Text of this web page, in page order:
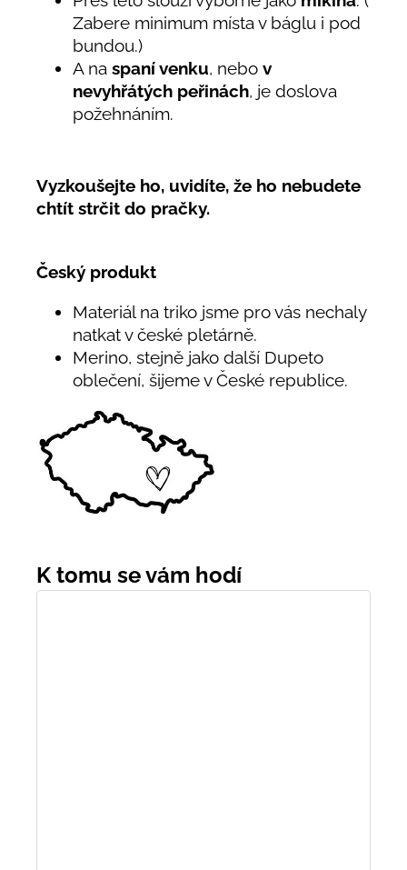
Zabere minimum místa v báglu i pod
bundou.)
A na spaní venku, nebo v
nevyhřátých peřinách, je doslova
požehnáním.
Vyzkoušejte ho, uvidíte, že ho nebudete
chtít strčit do pračky.
Český produkt
Materiál na triko jsme pro vás nechaly
natkat v české pletárně.
Merino, stejně jako další Dupeto
oblečení, šijeme v České republice.